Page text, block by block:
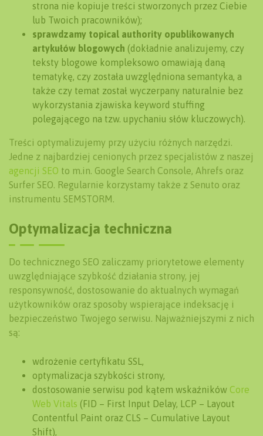
strona nie kopiuje treści stworzonych przez Ciebie
lub Twoich pracowników);
sprawdzamy topical authority opublikowanych
artykułów blogowych (dokładnie analizujemy, czy
teksty blogowe kompleksowo omawiają daną
tematykę, czy została uwzględniona semantyka, a
także czy temat został wyczerpany naturalnie bez
wykorzystania zjawiska keyword stuffing
polegającego na tzw. upychaniu słów kluczowych).
Treści optymalizujemy przy użyciu różnych narzędzi.
Jedne z najbardziej cenionych przez specjalistów z naszej
agencji SEO to m.in. Google Search Console, Ahrefs oraz
Surfer SEO. Regularnie korzystamy także z Senuto oraz
instrumentu SEMSTORM.
Optymalizacja techniczna
Do technicznego SEO zaliczamy priorytetowe elementy
uwzględniające szybkość działania strony, jej
responsywność, dostosowanie do aktualnych wymagań
użytkowników oraz sposoby wspierające indeksację i
bezpieczeństwo Twojego serwisu. Najważniejszymi z nich
są:
wdrożenie certyfikatu SSL,
optymalizacja szybkości strony,
dostosowanie serwisu pod kątem wskaźników Core
Web Vitals (FID – First Input Delay, LCP – Layout
Contentful Paint oraz CLS – Cumulative Layout
Shift),